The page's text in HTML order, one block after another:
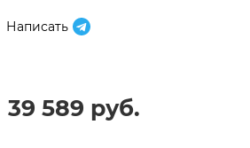
Написать
39 589 руб.